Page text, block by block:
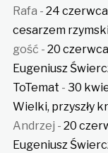
Rafa - 24 czerwca
cesarzem
gość - 20
Eugeniusz
ToTemat - 30
Wielki, przyszły
Andrzej - 20
Eugeniusz